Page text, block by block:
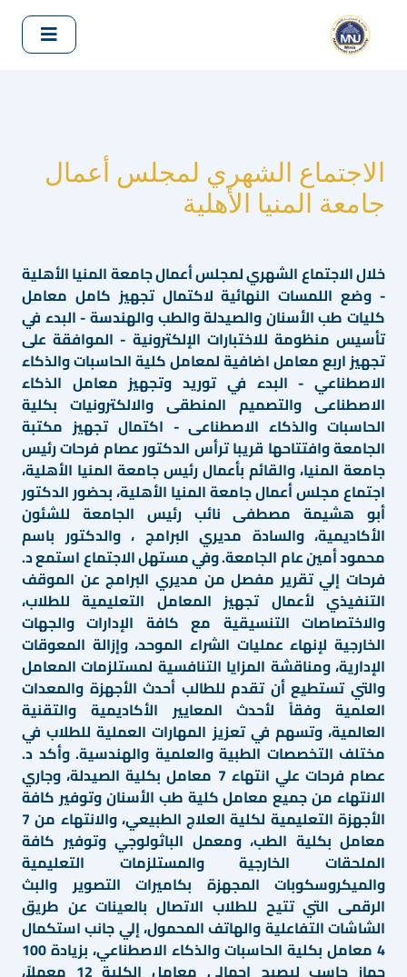
الاجتماع الشهري لمجلس أعمال
جامعة المنيا الأهلية
خلال الاجتماع الشهري لمجلس أعمال جامعة المنيا الأهلية
- وضع اللمسات النهائية لاكتمال تجهيز كامل معامل
كليات طب الأسنان والصيدلة والطب والهندسة - البدء في
تأسيس منظومة للاختبارات الإلكترونية - الموافقة على
تجهيز اربع معامل اضافية لمعامل كلية الحاسبات والذكاء
الاصطناعي - البدء في توريد وتجهيز معامل الذكاء
الاصطناعى والتصميم المنطقى والالكترونيات بكلية
الحاسبات والذكاء الاصطناعى - اكتمال تجهيز مكتبة
الجامعة وافتتاحها قريبا ترأس الدكتور عصام فرحات رئيس
جامعة المنيا، والقائم بأعمال رئيس جامعة المنيا الأهلية،
اجتماع مجلس أعمال جامعة المنيا الأهلية، بحضور الدكتور
أبو هشيمة مصطفى نائب رئيس الجامعة للشئون
الأكاديمية، والسادة مديري البرامج ، والدكتور باسم
محمود أمين عام الجامعة. وفي مستهل الاجتماع استمع د.
فرحات إلي تقرير مفصل من مديري البرامج عن الموقف
التنفيذي لأعمال تجهيز المعامل التعليمية للطلاب،
والاختصاصات التنسيقية مع كافة الإدارات والجهات
الخارجية لإنهاء عمليات الشراء الموحد، وإزالة المعوقات
الإدارية، ومناقشة المزايا التنافسية لمستلزمات المعامل
والتي تستطيع أن تقدم للطالب أحدث الأجهزة والمعدات
العلمية وفقاً لأحدث المعايير الأكاديمية والتقنية
العالمية، وتسهم في تعزيز المهارات العملية للطلاب في
مختلف التخصصات الطبية والعلمية والهندسية. وأكد د.
عصام فرحات علي انتهاء 7 معامل بكلية الصيدلة، وجاري
الانتهاء من جميع معامل كلية طب الأسنان وتوفير كافة
الأجهزة التعليمية لكلية العلاج الطبيعي، والانتهاء من 7
معامل بكلية الطب، ومعمل الباثولوجي وتوفير كافة
الملحقات الخارجية والمستلزمات التعليمية
والميكروسكوبات المجهزة بكاميرات التصوير والبث
الرقمى التي تتيح للطلاب الاتصال بالعينات عن طريق
الشاشات التفاعلية والهاتف المحمول، إلي جانب استكمال
4 معامل بكلية الحاسبات والذكاء الاصطناعي، بزيادة 100
جهاز حاسب ليصبح إجمالي معامل الكلية 12 معملاً،